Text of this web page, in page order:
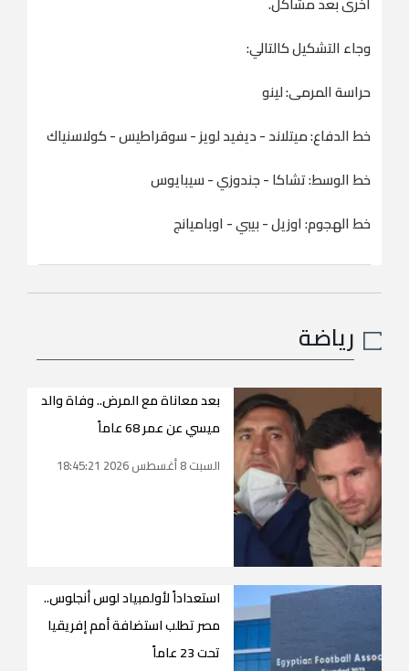
وجاء التشكيل كالتالي:
حراسة المرمى: لينو
خط الدفاع: ميتلاند - ديفيد لويز - سوقراطيس - كولاسنياك
خط الوسط: تشاكا - جندوزي - سيبايوس
خط الهجوم: اوزيل - بيبي - اوباميانج
رياضة
بعد معاناة مع المرض.. وفاة والد
ميسي عن عمر 68 عاماً
السبت 8 أغسطس 2026 18:45:21
استعداداً لأولمبياد لوس أنجلوس..
مصر تطلب استضافة أمم إفريقيا
تحت 23 عاماً